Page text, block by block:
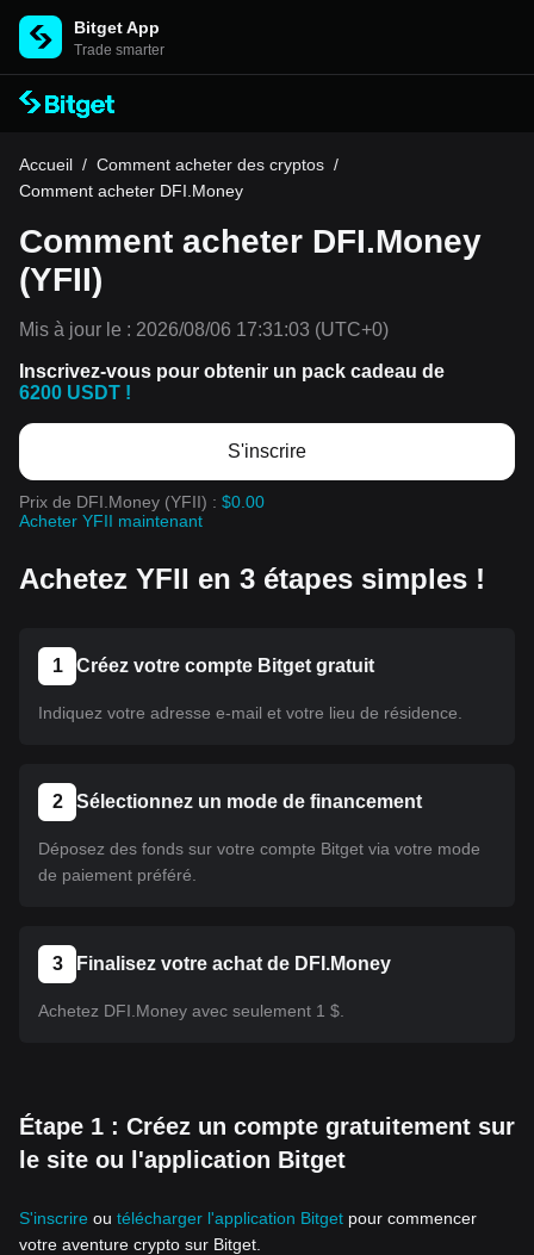
Bitget App
Trade smarter
Accueil / Comment acheter des cryptos /
Comment acheter DFI.Money
Comment acheter DFI.Money
(YFII)
Mis à jour le : 2026/08/06 17:31:03 (UTC+0)
Inscrivez-vous pour obtenir un pack cadeau de
6200 USDT !
S'inscrire
Prix de DFI.Money (YFII) : $0.00
Acheter YFII maintenant
Achetez YFII en 3 étapes simples !
1 Créez votre compte Bitget gratuit
Indiquez votre adresse e-mail et votre lieu de résidence.
2 Sélectionnez un mode de financement
Déposez des fonds sur votre compte Bitget via votre mode
de paiement préféré.
3 Finalisez votre achat de DFI.Money
Achetez DFI.Money avec seulement 1 $.
Étape 1 : Créez un compte gratuitement sur
le site ou l'application Bitget
S'inscrire ou télécharger l'application Bitget pour commencer
votre aventure crypto sur Bitget.